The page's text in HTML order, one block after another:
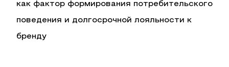
как фактор формирования потребительского
поведения и долгосрочной лояльности к
бренду